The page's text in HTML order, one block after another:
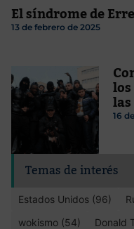
El síndrome de
13 de febrero de 2025
16
Temas de interés
Estados Unidos (96)
wokismo (54)
Donald